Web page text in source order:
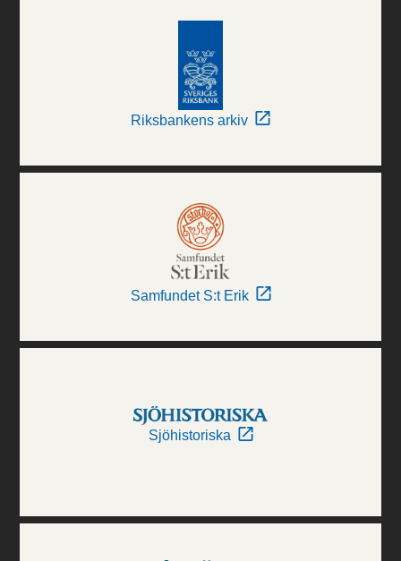
Riksbankens arkiv
Samfundet S:t Erik
Sjöhistoriska